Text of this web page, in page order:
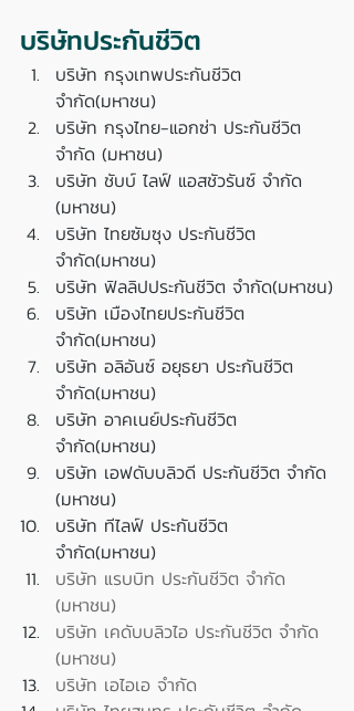
บริษัทประกันชีวิต
บริษัท กรุงเทพประกันชีวิต
จำกัด(มหาชน)
บริษัท กรุงไทย-แอกซ่า ประกันชีวิต
จำกัด (มหาชน)
บริษัท ชับบ์ ไลฟ์ แอสชัวรันซ์ จํากัด
(มหาชน)
บริษัท ไทยซัมซุง ประกันชีวิต
จำกัด(มหาชน)
บริษัท ฟิลลิปประกันชีวิต จำกัด(มหาชน)
บริษัท เมืองไทยประกันชีวิต
จำกัด(มหาชน)
บริษัท อลิอันซ์ อยุธยา ประกันชีวิต
จำกัด(มหาชน)
บริษัท อาคเนย์ประกันชีวิต
จำกัด(มหาชน)
บริษัท เอฟดับบลิวดี ประกันชีวิต จำกัด
(มหาชน)
บริษัท ทีไลฟ์ ประกันชีวิต
จำกัด(มหาชน)
บริษัท แรบบิท ประกันชีวิต จำกัด
(มหาชน)
บริษัท เคดับบลิวไอ ประกันชีวิต จำกัด
(มหาชน)
บริษัท เอไอเอ จำกัด